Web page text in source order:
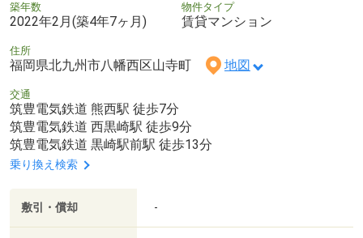
築年数
2022年2月(築4年7ヶ月)
物件タイプ
賃貸マンション
住所
福岡県北九州市八幡西区山寺町 地図
交通
筑豊電気鉄道 熊西駅 徒歩7分
筑豊電気鉄道 西黒崎駅 徒歩9分
筑豊電気鉄道 黒崎駅前駅 徒歩13分
乗り換え検索
敷引・償却 -